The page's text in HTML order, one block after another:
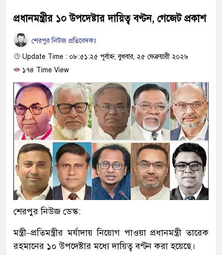
প্রধানমন্ত্রীর ১০ উপদেষ্টার দায়িত্ব বণ্টন, গেজেট প্রকাশ
শেরপুর নিউজ প্রতিবেদকঃ
Update Time : ০৮:৫১:২৫ পূর্বাহ্ন, বুধবার, ২৫ ফেব্রুয়ারী ২০২৬
১৭৪ Time View
শেরপুর নিউজ ডেস্ক:
মন্ত্রী–প্রতিমন্ত্রীর মর্যাদায় নিয়োগ পাওয়া প্রধানমন্ত্রী তারেক
রহমানের ১০ উপদেষ্টার মধ্যে দায়িত্ব বণ্টন করা হয়েছে।